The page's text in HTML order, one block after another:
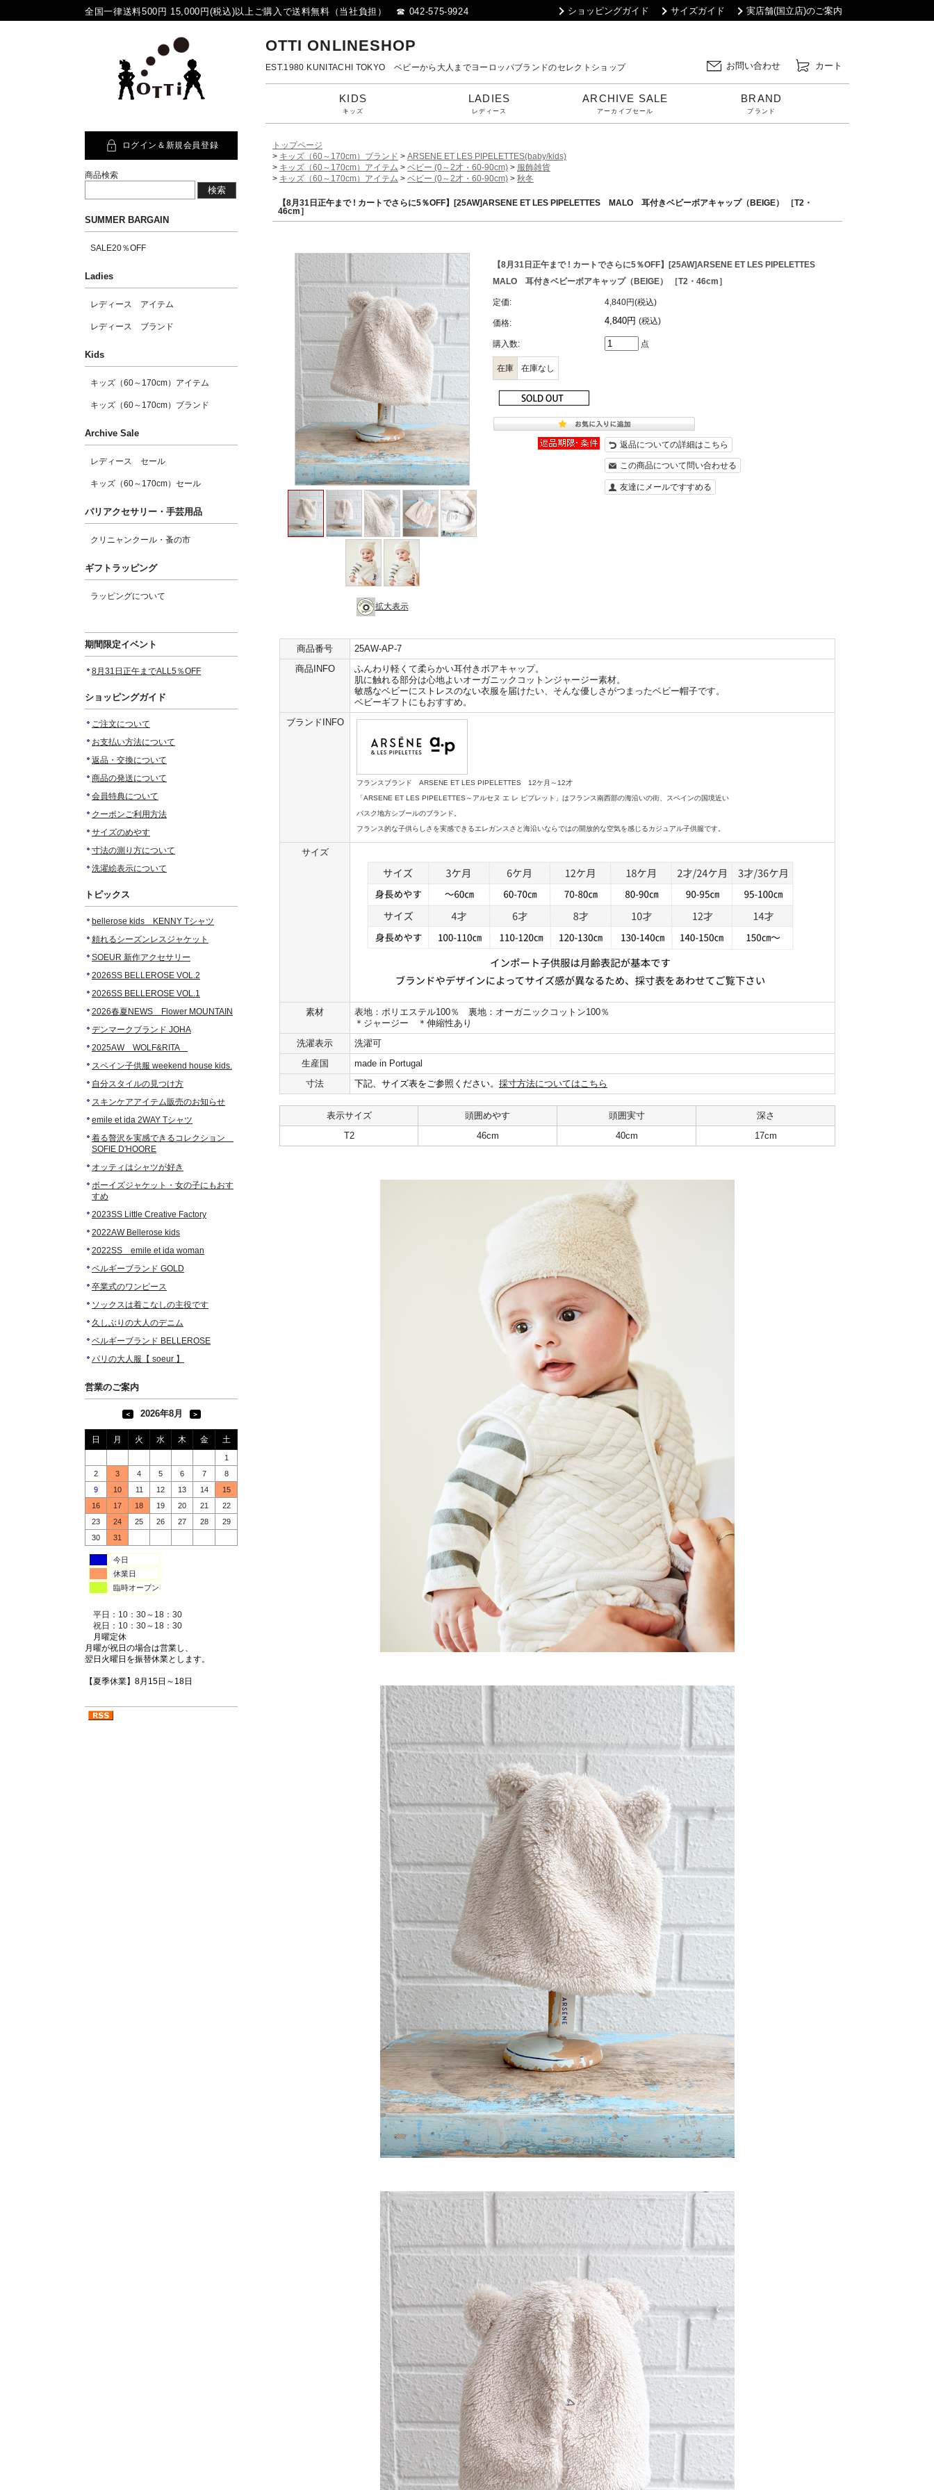
全国一律送料500円 15,000円(税込)以上ご購入で送料無料（当社負担） ☎ 042-575-9924 ショッピングガイド サイズガイド 実店舗(国立店)のご案内
OTTI ONLINESHOP
EST.1980 KUNITACHI TOKYO ベビーから大人までヨーロッパブランドのセレクトショップ お問い合わせ カート
KIDS
キッズ
LADIES
レディース
ARCHIVE SALE
アーカイブセール
BRAND
ブランド
ログイン＆新規会員登録
商品検索
SUMMER BARGAIN
SALE20％OFF
Ladies
レディース アイテム
レディース ブランド
Kids
キッズ（60～170cm）アイテム
キッズ（60～170cm）ブランド
Archive Sale
レディース セール
キッズ（60～170cm）セール
パリアクセサリー・手芸用品
クリニャンクール・蚤の市
ギフトラッピング
ラッピングについて
期間限定イベント
8月31日正午までALL5％OFF
ショッピングガイド
ご注文について
お支払い方法について
返品・交換について
商品の発送について
会員特典について
クーポンご利用方法
サイズのめやす
寸法の測り方について
洗濯絵表示について
トピックス
bellerose kids KENNY Tシャツ
頼れるシーズンレスジャケット
SOEUR 新作アクセサリー
2026SS BELLEROSE VOL.2
2026SS BELLEROSE VOL.1
2026春夏NEWS Flower MOUNTAIN
デンマークブランド JOHA
2025AW WOLF&RITA
スペイン子供服 weekend house kids.
自分スタイルの見つけ方
スキンケアアイテム販売のお知らせ
emile et ida 2WAY Tシャツ
着る贅沢を実感できるコレクション
SOFIE D'HOORE
オッティはシャツが好き
ボーイズジャケット・女の子にもおす
すめ
2023SS Little Creative Factory
2022AW Bellerose kids
2022SS emile et ida woman
ベルギーブランド GOLD
卒業式のワンピース
ソックスは着こなしの主役です
久しぶりの大人のデニム
ベルギーブランド BELLEROSE
パリの大人服【 soeur 】
営業のご案内
＜ 2026年8月 ＞
日 月 火 水 木 金 土
1
2
3 4 5 6 7
8
9
10 11 12 13 14
15
16
17 18 19 20 21
22
23
24 25 26 27 28
29
30
31
今日
休業日
臨時オープン
平日：10：30～18：30
祝日：10：30～18：30
月曜定休
月曜が祝日の場合は営業し、
翌日火曜日を振替休業とします。
【夏季休業】8月15日～18日
トップページ
> キッズ（60～170cm）ブランド > ARSENE ET LES PIPELETTES(baby/kids)
> キッズ（60～170cm）アイテム > ベビー (0～2才・60-90cm) > 服飾雑貨
> キッズ（60～170cm）アイテム > ベビー (0～2才・60-90cm) > 秋冬
【8月31日正午まで ! カートでさらに5％OFF】[25AW]ARSENE ET LES PIPELETTES MALO 耳付きベビーボアキャップ（BEIGE） ［T2・
46cm］
拡大表示
【8月31日正午まで ! カートでさらに5％OFF】[25AW]ARSENE ET LES PIPELETTES
MALO 耳付きベビーボアキャップ（BEIGE） ［T2・46cm］
定価: 4,840円(税込)
価格: 4,840円 (税込)
購入数: 点
在庫 在庫なし
返品についての詳細はこちら
この商品について問い合わせる
友達にメールですすめる
商品番号
25AW-AP-7
商品INFO
ふんわり軽くて柔らかい耳付きボアキャップ。
肌に触れる部分は心地よいオーガニックコットンジャージー素材。
敏感なベビーにストレスのない衣服を届けたい、そんな優しさがつまったベビー帽子です。
ベビーギフトにもおすすめ。
ブランドINFO
フランスブランド ARSENE ET LES PIPELETTES 12ケ月～12才
「ARSENE ET LES PIPELETTES～アルセヌ エ レ ピプレット」はフランス南西部の海沿いの街、スペインの国境近い
バスク地方シブールのブランド。
フランス的な子供らしさを実感できるエレガンスさと海沿いならではの開放的な空気を感じるカジュアル子供服です。
サイズ
素材
表地：ポリエステル100％ 裏地：オーガニックコットン100％
＊ジャージー ＊伸縮性あり
洗濯表示
洗濯可
生産国
made in Portugal
寸法
下記、サイズ表をご参照ください。 採寸方法についてはこちら
表示サイズ 頭囲めやす 頭囲実寸
深さ
T2
46cm 40cm 17cm